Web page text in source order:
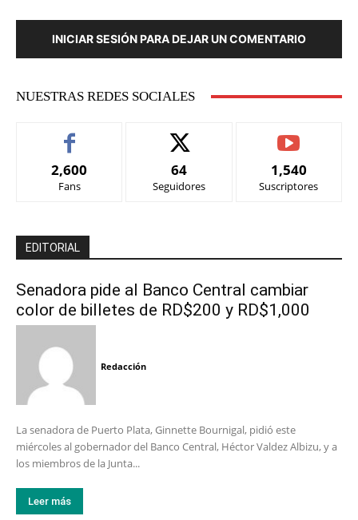
INICIAR SESIÓN PARA DEJAR UN COMENTARIO
NUESTRAS REDES SOCIALES
2,600
Fans
64
Seguidores
1,540
Suscriptores
EDITORIAL
Senadora pide al Banco Central cambiar
color de billetes de RD$200 y RD$1,000
Redacción
La senadora de Puerto Plata, Ginnette Bournigal, pidió este
miércoles al gobernador del Banco Central, Héctor Valdez Albizu, y a
los miembros de la Junta...
Leer más